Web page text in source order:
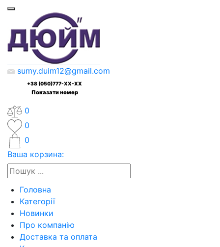
sumy.duim12@gmail.com
+38 (050)777-XX-XX
Показати номер
0
0
0
Ваша корзина:
Головна
Категорії
Новинки
Про компанію
Доставка та оплата